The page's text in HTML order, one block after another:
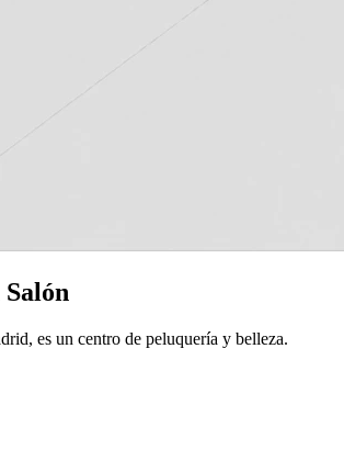
es un centro de peluquería y belleza.